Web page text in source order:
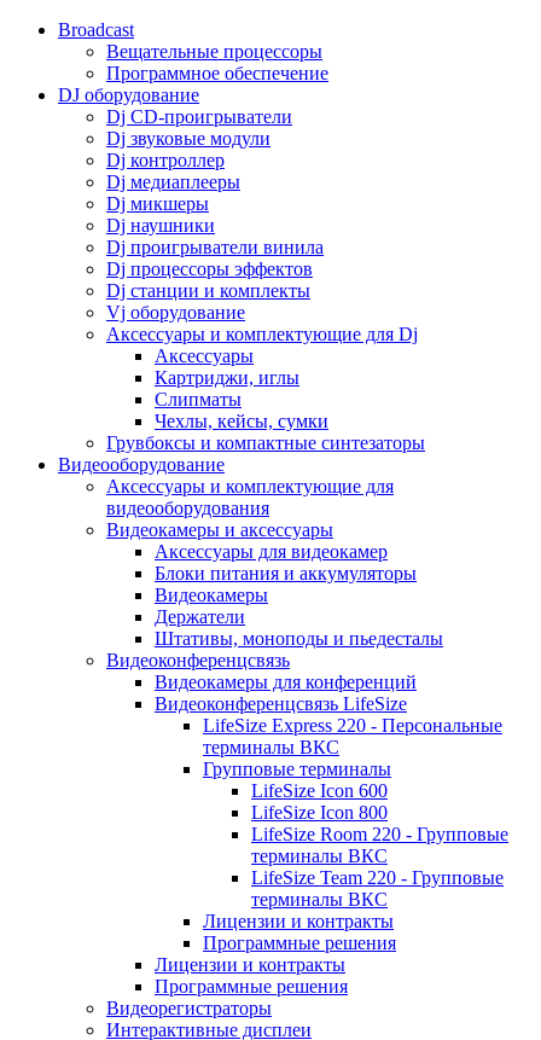
Broadcast
Вещательные процессоры
Программное обеспечение
DJ оборудование
Dj CD-проигрыватели
Dj звуковые модули
Dj контроллер
Dj медиаплееры
Dj микшеры
Dj наушники
Dj проигрыватели винила
Dj процессоры эффектов
Dj станции и комплекты
Vj оборудование
Аксессуары и комплектующие для Dj
Аксессуары
Картриджи, иглы
Слипматы
Чехлы, кейсы, сумки
Грувбоксы и компактные синтезаторы
Видеооборудование
Аксессуары и комплектующие для
видеооборудования
Видеокамеры и аксессуары
Аксессуары для видеокамер
Блоки питания и аккумуляторы
Видеокамеры
Держатели
Штативы, моноподы и пьедесталы
Видеоконференцсвязь
Видеокамеры для конференций
Видеоконференцсвязь LifeSize
LifeSize Express 220 - Персональные
терминалы ВКС
Групповые терминалы
LifeSize Icon 600
LifeSize Icon 800
LifeSize Room 220 - Групповые
терминалы ВКС
LifeSize Team 220 - Групповые
терминалы ВКС
Лицензии и контракты
Программные решения
Лицензии и контракты
Программные решения
Видеорегистраторы
Интерактивные дисплеи